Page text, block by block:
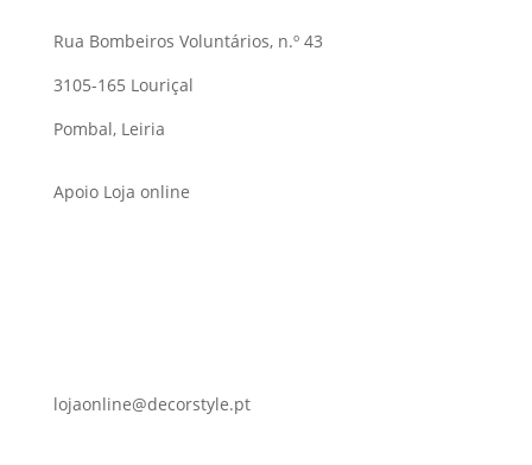
Rua Bombeiros Voluntários, n.º 43
3105-165 Louriçal
Pombal, Leiria
Apoio Loja online
lojaonline@decorstyle.pt